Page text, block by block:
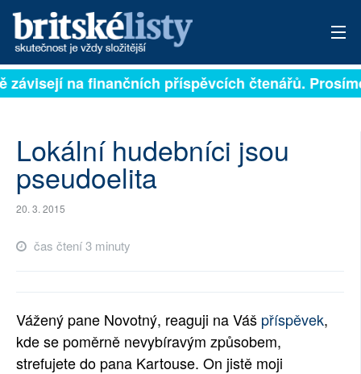
PŘIHLÁSIT
ARCHIV
ROZHOVORY
PŘÍSPĚVKY NA PROVOZ
na finančních příspěvcích čtenářů.
Lokální hudebníci jsou
pseudoelita
20. 3. 2015
čas čtení 3 minuty
Vážený pane Novotný, reaguji na Váš příspěvek,
kde se poměrně nevybíravým způsobem,
strefujete do pana Kartouse. On jistě moji